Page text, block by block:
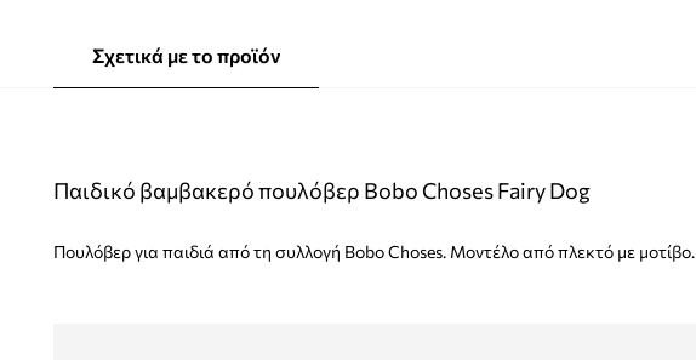
Σχετικά με το προϊόν
Παιδικό βαμβακερό πουλόβερ Bobo Choses Fairy Dog
Πουλόβερ για παιδιά από τη συλλογή Bobo Choses. Μοντέλο από πλεκτό με μοτίβο.